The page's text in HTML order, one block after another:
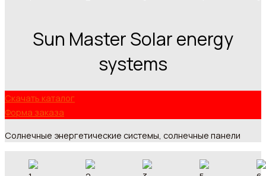
Sun Master Solar energy
systems
Скачать каталог
Форма заказа
Солнечные энергетические системы, солнечные панели